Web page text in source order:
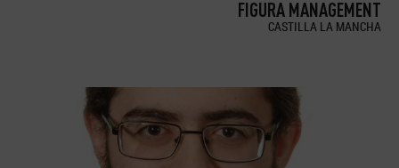
FIGURA MANAGEMENT
CASTILLA LA MANCHA